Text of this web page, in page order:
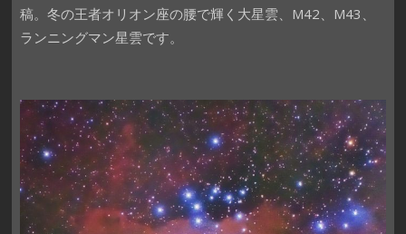
稿。冬の王者オリオン座の腰で輝く大星雲、M42、M43、
ランニングマン星雲です。